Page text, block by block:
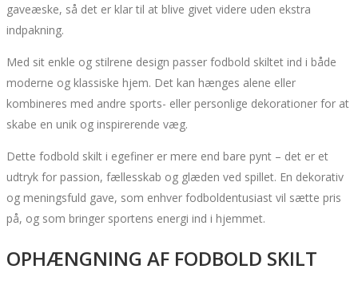
gaveæske, så det er klar til at blive givet videre uden ekstra
indpakning.
Med sit enkle og stilrene design passer fodbold skiltet ind i både
moderne og klassiske hjem. Det kan hænges alene eller
kombineres med andre sports- eller personlige dekorationer for at
skabe en unik og inspirerende væg.
Dette fodbold skilt i egefiner er mere end bare pynt – det er et
udtryk for passion, fællesskab og glæden ved spillet. En dekorativ
og meningsfuld gave, som enhver fodboldentusiast vil sætte pris
på, og som bringer sportens energi ind i hjemmet.
OPHÆNGNING AF FODBOLD SKILT